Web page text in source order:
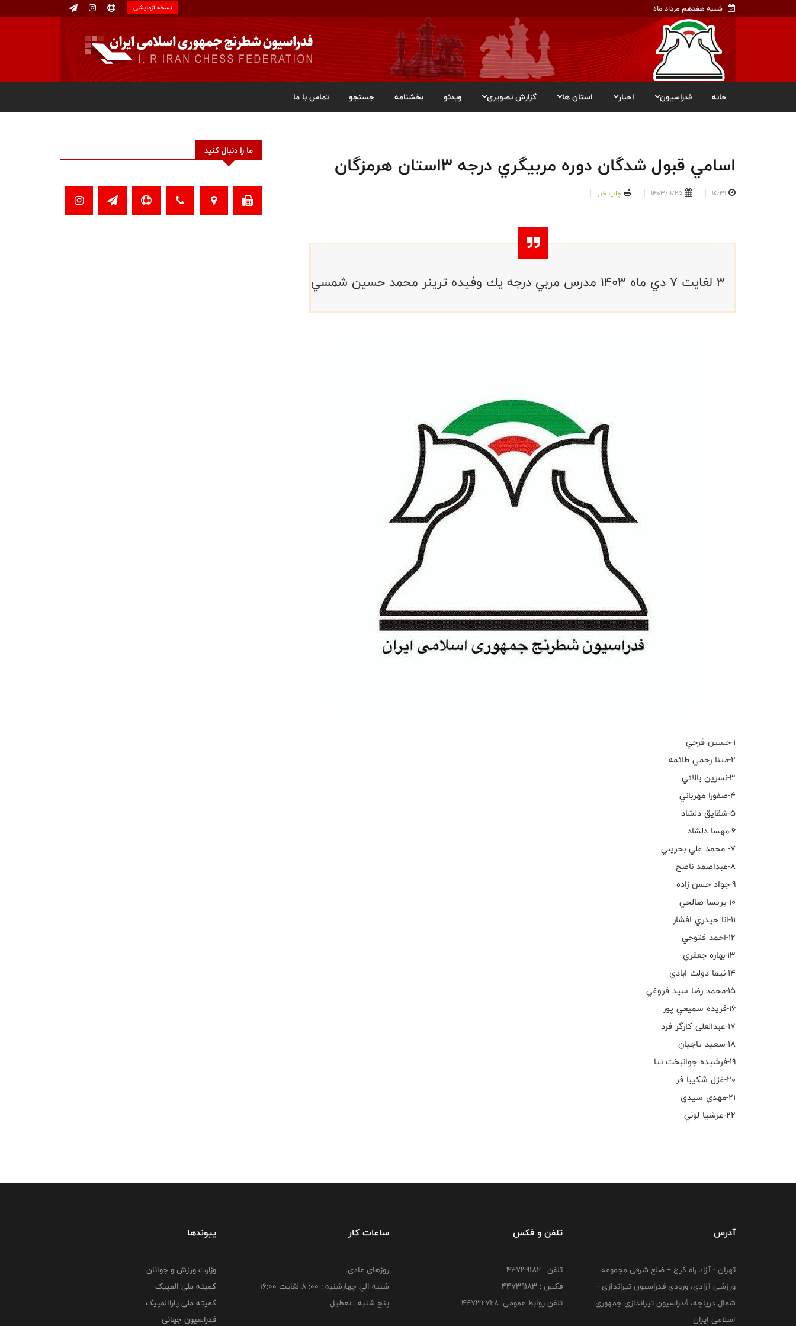
شنبه هفدهم مرداد ماه نسخه آزمایشی
خانه فدراسیون اخبار استان ها گزارش تصویری ویدئو بخشنامه جستجو تماس با ما
اسامي قبول شدگان دوره مربيگري درجه ٣استان هرمزگان
15:31
1403/11/25 چاپ خبر
٣ لغايت ٧ دي ماه ١٤٠٣ مدرس مربي درجه يك وفيده ترينر محمد حسين شمسي
۱-حسين فرجي
٢-مينا رحمي طائمه
٣-نسرين بالائي
٤-صفورا مهرباني
٥-شقايق دلشاد
٦-مهسا دلشاد
٧- محمد علي بحريني
٨-عبداصمد ناصح
٩-جواد حسن زاده
١٠-پريسا صالحي
١١-انا حيدري افشار
١٢-احمد فتوحي
١٣-بهاره جعفري
١٤-نيما دولت ابادي
١٥-محمد رضا سيد فروغي
١٦-فريده سميعي پور
١٧-عبدالعلي كارگر فرد
١٨-سعيد تاجيان
١٩-فرشيده جوانبخت نيا
٢٠-غزل شكيبا فر
٢١-مهدي سيدي
٢٢-عرشيا لوني
ما را دنبال کنید
آدرس
تهران - آزاد راه کرج – ضلع شرقی مجموعه
ورزشی آزادی، ورودی فدراسیون تیراندازی –
شمال دریاچه، فدراسیون تیراندازی جمهوری
اسلامی ایران
تلفن و فکس
تلفن : ۴۴۷۳۹۱۸۲
فکس : ۴۴۷۳۹۱۸3
تلفن روابط عمومی: ۴۴۷۳۲۷۲۸
ساعات کار
روزهای عادی:
شنبه الي چهارشنبه : 00: 8 لغايت 16:00
پنج شنبه : تعطیل
پیوندها
وزارت ورزش و جوانان
کمیته ملی المپیک
کمیته ملی پاراالمپیک
فدراسیون جهانی